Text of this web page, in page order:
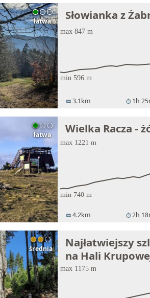
łatwa Słowianka z
straighten 3.1km timer 1h
łatwa Wielka Racza -
straighten 4.2km timer 2h
średnia
Najłatwiejszy
na Hali